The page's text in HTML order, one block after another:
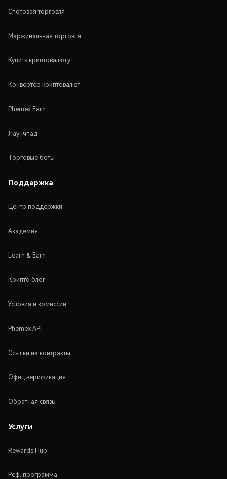
Спотовая торговля
Маржинальная торговля
Купить криптовалюту
Конвертер криптовалют
Phemex Earn
Лаунчпад
Торговые боты
Поддержка
Центр поддержки
Академия
Learn & Earn
Крипто блог
Условия и комиссии
Phemex API
Ссылки на контракты
Офиц.верификация
Обратная связь
Услуги
Rewards Hub
Реф. программа